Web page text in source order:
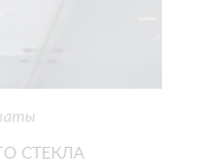
СТЕКЛА